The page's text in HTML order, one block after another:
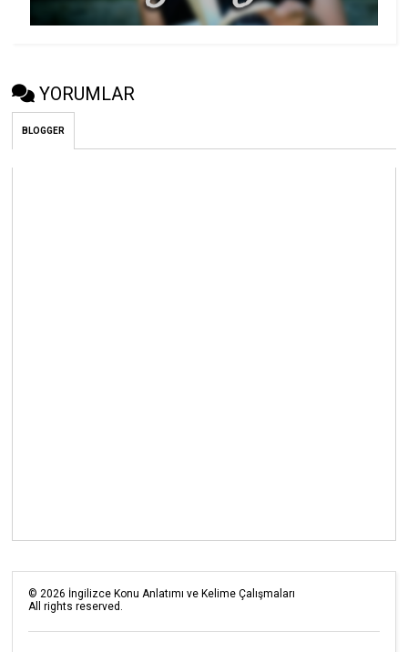
YORUMLAR
BLOGGER
©2026 İngilizce Konu Anlatımı ve Kelime Çalışmaları
All rights reserved.